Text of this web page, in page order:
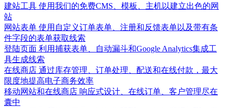
建站工具 使用我们的免费CMS、模板、主机以建立出色的网
站
网站表单 使用自定义订单表单、注册和反馈表单以及带有条
件字段的表单获取线索
登陆页面 利用捕获表单、自动漏斗和Google Analytics集成工
具生成线索
在线商店 通过库存管理、订单处理、配送和在线付款，最大
限度地提高电子商务效率
移动网站和在线商店 响应式设计、在线订单、客户管理尽在
囊中